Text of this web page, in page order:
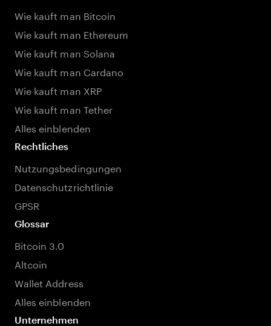
Wie kauft man Bitcoin
Wie kauft man Ethereum
Wie kauft man Solana
Wie kauft man Cardano
Wie kauft man XRP
Wie kauft man Tether
Alles einblenden
Rechtliches
Nutzungsbedingungen
Datenschutzrichtlinie
GPSR
Glossar
Bitcoin 3.0
Altcoin
Wallet Address
Alles einblenden
Unternehmen